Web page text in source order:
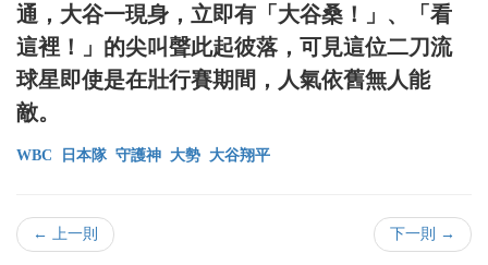
通，大谷一現身，立即有「大谷桑！」、「看
這裡！」的尖叫聲此起彼落，可見這位二刀流
球星即使是在壯行賽期間，人氣依舊無人能
敵。
WBC 日本隊 守護神 大勢 大谷翔平
← 上一則 下一則 →